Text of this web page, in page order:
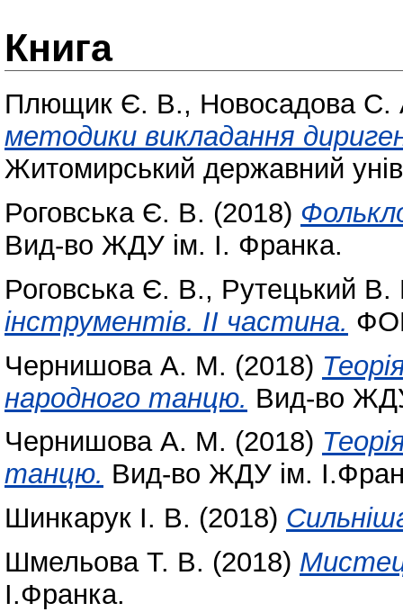
Книга
Плющик Є. В., Новосадова С.
методики викладання
Житомирський державний
Роговська Є. В. (2018)
Вид-во ЖДУ ім. І. Франка.
Роговська Є. В., Рутецький В.
інструментів. ІІ частина.
Чернишова А. М. (2018)
народного танцю. Вид-во
Чернишова А. М. (2018)
танцю. Вид-во ЖДУ ім.
Шинкарук І. В. (2018)
Шмельова Т. В. (2018)
І.Франка.